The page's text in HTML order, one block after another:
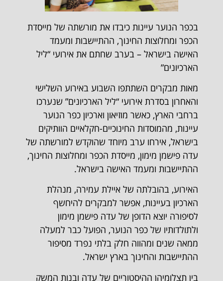
בכפר הנוער עיינות כיבדו את מורשתה של מייסדת
הכפר ומחלוצות החינוך, ההתיישבות ומעמד
האישה בישראל – בערב שחתם את אירועי “ליל
הארכיונים”
מאות מבקרים השתתפו השבוע באירוע השלישי
והאחרון בסדרת אירועי “ליל הארכיונים” שנערכו
ברחבי הארץ, כאשר מוזיאון וארכיון כפר הנוער
עיינות, מהמוסדות החינוכיים-חקלאיים הוותיקים
בישראל, אירחו ערב מיוחד שהוקדש למורשתה של
עדה פישמן מימון, מייסדת הכפר ומחלוצות החינוך,
ההתיישבות ומעמד האישה בישראל.
האירוע, בהובלתה של איילת עמירה, מנהלת
הארכיון בעיינות, אפשר למבקרים להיחשף
לסיפורה יוצא הדופן של עדה פישמן מימון
ולתולדותיו של כפר הנוער, הפועל כבר למעלה
ממאה שנים ומהווה חלק בלתי נפרד מסיפור
ההתיישבות והחינוך בארץ ישראל.
בין תצלומיהן ההיסטוריים של עדה ובנות המשק